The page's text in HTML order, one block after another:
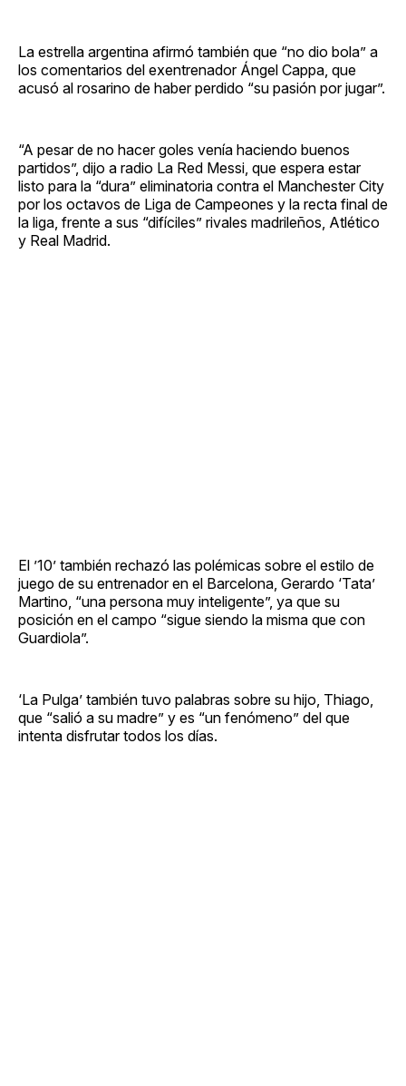
La estrella argentina afirmó también que “no dio bola” a
los comentarios del exentrenador Ángel Cappa, que
acusó al rosarino de haber perdido “su pasión por jugar”.
“A pesar de no hacer goles venía haciendo buenos
partidos”, dijo a radio La Red Messi, que espera estar
listo para la “dura” eliminatoria contra el Manchester City
por los octavos de Liga de Campeones y la recta final de
la liga, frente a sus “difíciles” rivales madrileños, Atlético
y Real Madrid.
El ’10’ también rechazó las polémicas sobre el estilo de
juego de su entrenador en el Barcelona, Gerardo ‘Tata’
Martino, “una persona muy inteligente”, ya que su
posición en el campo “sigue siendo la misma que con
Guardiola”.
‘La Pulga’ también tuvo palabras sobre su hijo, Thiago,
que “salió a su madre” y es “un fenómeno” del que
intenta disfrutar todos los días.